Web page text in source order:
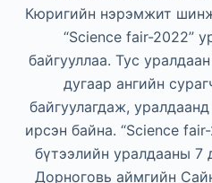
Кюригийн нэрэмжит
“Science fair-2022”
байгууллаа. Тус
дугаар ангийн
байгуулагдаж,
ирсэн байна. “Science
бүтээлийн уралдааны 7
Дорноговь аймгийн